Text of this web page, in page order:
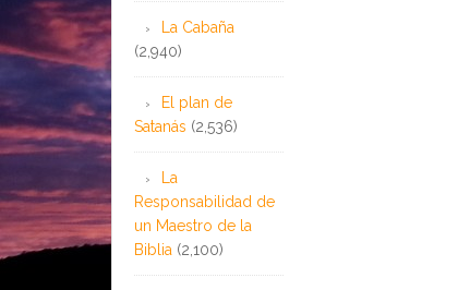
La Cabaña
(2,940)
El plan de
Satanás (2,536)
La
Responsabilidad de
un Maestro de la
Biblia (2,100)